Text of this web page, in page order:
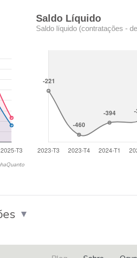
Saldo Líquido
Saldo líquido (contratações -
▼